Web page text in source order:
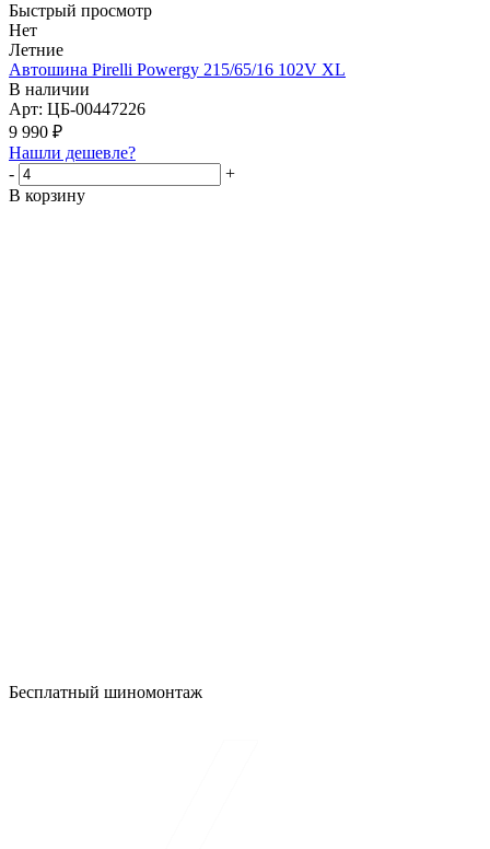
Быстрый просмотр
Нет
Летние
Автошина Pirelli Powergy 215/65/16 102V XL
В наличии
Арт: ЦБ-00447226
9 990 ₽
Нашли дешевле?
-
+
В корзину
Бесплатный шиномонтаж